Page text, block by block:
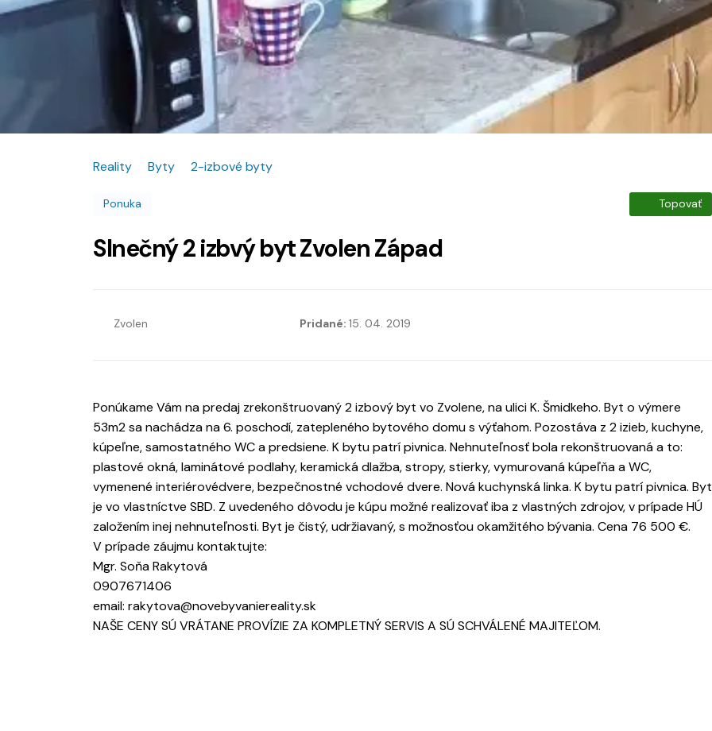
Reality Byty 2-izbové byty
Ponuka Topovať
Slnečný 2 izbvý byt Zvolen Západ
Zvolen Pridané: 15. 04. 2019
Ponúkame Vám na predaj zrekonštruovaný 2 izbový byt vo Zvolene, na ulici K. Šmidkeho. Byt o výmere
53m2 sa nachádza na 6. poschodí, zatepleného bytového domu s výťahom. Pozostáva z 2 izieb, kuchyne,
kúpeľne, samostatného WC a predsiene. K bytu patrí pivnica. Nehnuteľnosť bola rekonštruovaná a to:
plastové okná, laminátové podlahy, keramická dlažba, stropy, stierky, vymurovaná kúpeľňa a WC,
vymenené interiérovédvere, bezpečnostné vchodové dvere. Nová kuchynská linka. K bytu patrí pivnica. Byt
je vo vlastníctve SBD. Z uvedeného dôvodu je kúpu možné realizovať iba z vlastných zdrojov, v prípade HÚ
založením inej nehnuteľnosti. Byt je čistý, udržiavaný, s možnosťou okamžitého bývania. Cena 76 500 €.
V prípade záujmu kontaktujte:
Mgr. Soňa Rakytová
0907671406
email: rakytova@novebyvaniereality.sk
NAŠE CENY SÚ VRÁTANE PROVÍZIE ZA KOMPLETNÝ SERVIS A SÚ SCHVÁLENÉ MAJITEĽOM.